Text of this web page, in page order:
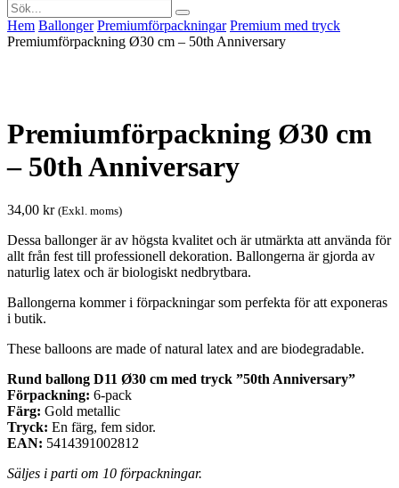
Hem Ballonger Premium­förpackningar Premium med tryck
Premiumförpackning Ø30 cm – 50th Anniversary
Premiumförpackning Ø30 cm
– 50th Anniversary
34,00 kr (Exkl. moms)
Dessa ballonger är av högsta kvalitet och är utmärkta att använda för
allt från fest till professionell dekoration. Ballongerna är gjorda av
naturlig latex och är biologiskt nedbrytbara.
Ballongerna kommer i förpackningar som perfekta för att exponeras
i butik.
These balloons are made of natural latex and are biodegradable.
Rund ballong D11 Ø30 cm med tryck ”50th Anniversary”
Förpackning: 6-pack
Färg: Gold metallic
Tryck: En färg, fem sidor.
EAN: 5414391002812
Säljes i parti om 10 förpackningar.